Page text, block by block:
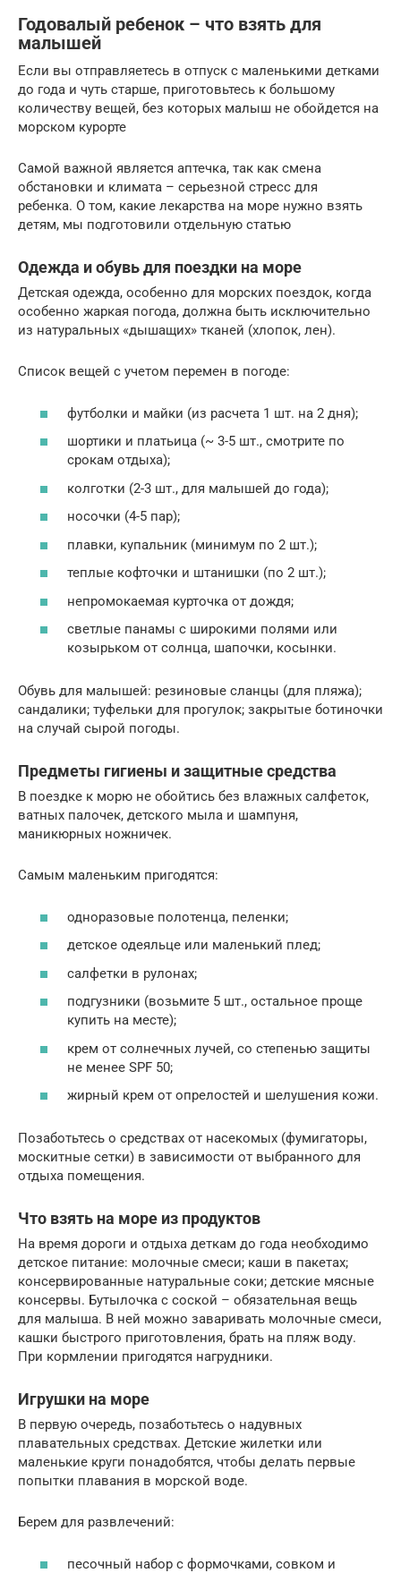
Годовалый ребенок – что взять для
малышей
Если вы отправляетесь в отпуск с маленькими детками
до года и чуть старше, приготовьтесь к большому
количеству вещей, без которых малыш не обойдется на
морском курорте
Самой важной является аптечка, так как смена
обстановки и климата – серьезной стресс для
ребенка. О том, какие лекарства на море нужно взять
детям, мы подготовили отдельную статью
Одежда и обувь для поездки на море
Детская одежда, особенно для морских поездок, когда
особенно жаркая погода, должна быть исключительно
из натуральных «дышащих» тканей (хлопок, лен).
Список вещей с учетом перемен в погоде:
футболки и майки (из расчета 1 шт. на 2 дня);
шортики и платьица (~ 3-5 шт., смотрите по
срокам отдыха);
колготки (2-3 шт., для малышей до года);
носочки (4-5 пар);
плавки, купальник (минимум по 2 шт.);
теплые кофточки и штанишки (по 2 шт.);
непромокаемая курточка от дождя;
светлые панамы с широкими полями или
козырьком от солнца, шапочки, косынки.
Обувь для малышей: резиновые сланцы (для пляжа);
сандалики; туфельки для прогулок; закрытые ботиночки
на случай сырой погоды.
Предметы гигиены и защитные средства
В поездке к морю не обойтись без влажных салфеток,
ватных палочек, детского мыла и шампуня,
маникюрных ножничек.
Самым маленьким пригодятся:
одноразовые полотенца, пеленки;
детское одеяльце или маленький плед;
салфетки в рулонах;
подгузники (возьмите 5 шт., остальное проще
купить на месте);
крем от солнечных лучей, со степенью защиты
не менее SPF 50;
жирный крем от опрелостей и шелушения кожи.
Позаботьтесь о средствах от насекомых (фумигаторы,
москитные сетки) в зависимости от выбранного для
отдыха помещения.
Что взять на море из продуктов
На время дороги и отдыха деткам до года необходимо
детское питание: молочные смеси; каши в пакетах;
консервированные натуральные соки; детские мясные
консервы. Бутылочка с соской – обязательная вещь
для малыша. В ней можно заваривать молочные смеси,
кашки быстрого приготовления, брать на пляж воду.
При кормлении пригодятся нагрудники.
Игрушки на море
В первую очередь, позаботьтесь о надувных
плавательных средствах. Детские жилетки или
маленькие круги понадобятся, чтобы делать первые
попытки плавания в морской воде.
Берем для развлечений:
песочный набор с формочками, совком и